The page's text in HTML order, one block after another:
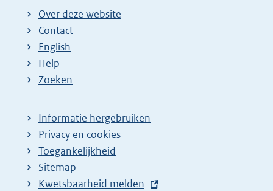
Over deze website
Contact
English
Help
Zoeken
Informatie hergebruiken
Privacy en cookies
Toegankelijkheid
Sitemap
E
Kwetsbaarheid melden